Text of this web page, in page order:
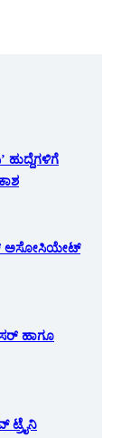
ಹುದ್ದೆಗಳಿಗೆ
ಅಸೋಸಿಯೇಟ್
ಹಾಗೂ
ಟ್ರೈನಿ